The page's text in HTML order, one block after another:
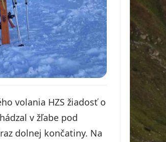
volania HZS žiadosť o
v žľabe pod
dolnej končatiny. Na